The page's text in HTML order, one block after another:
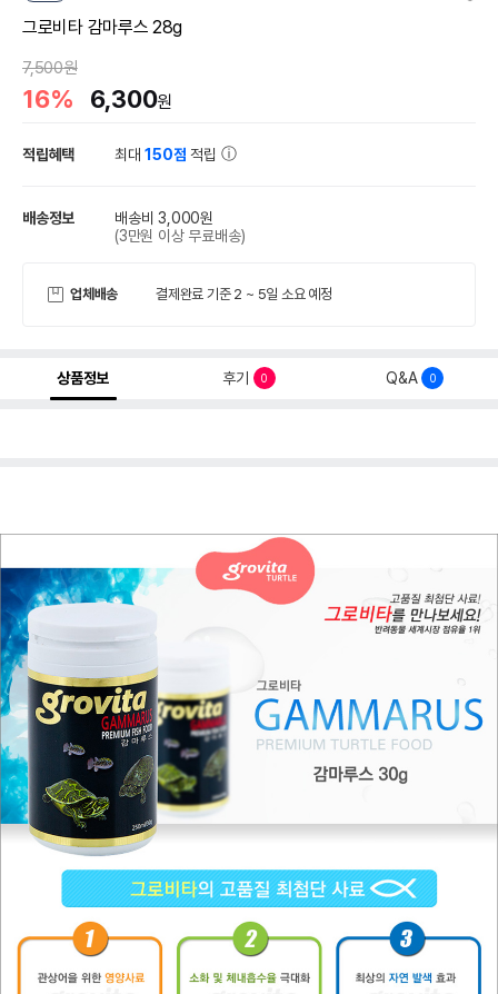
그로비타 감마루스 28g
7,500원
16% 6,300원
적립혜택 최대150점 적립
배송정보
배송비 3,000원
(3만원 이상 무료배송)
업체배송 결제완료 기준 2 ~ 5일 소요 예정
상품정보 후기 0 Q&A 0